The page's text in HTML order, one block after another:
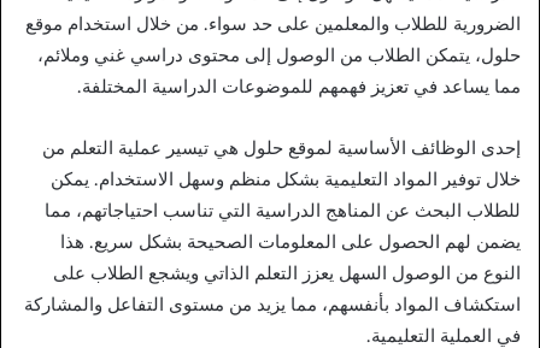
الضرورية للطلاب والمعلمين على حد سواء. من خلال استخدام موقع
حلول، يتمكن الطلاب من الوصول إلى محتوى دراسي غني وملائم،
مما يساعد في تعزيز فهمهم للموضوعات الدراسية المختلفة.
إحدى الوظائف الأساسية لموقع حلول هي تيسير عملية التعلم من
خلال توفير المواد التعليمية بشكل منظم وسهل الاستخدام. يمكن
للطلاب البحث عن المناهج الدراسية التي تناسب احتياجاتهم، مما
يضمن لهم الحصول على المعلومات الصحيحة بشكل سريع. هذا
النوع من الوصول السهل يعزز التعلم الذاتي ويشجع الطلاب على
استكشاف المواد بأنفسهم، مما يزيد من مستوى التفاعل والمشاركة
في العملية التعليمية.